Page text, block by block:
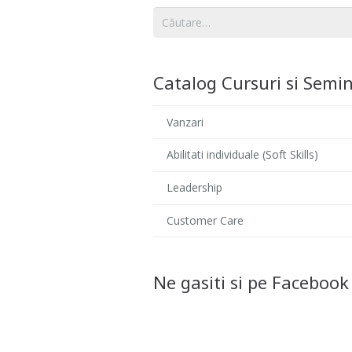
Caută
Catalog Cursuri si
Vanzari
Abilitati individuale (Soft Skills)
Leadership
Customer Care
Ne gasiti si pe Facebook